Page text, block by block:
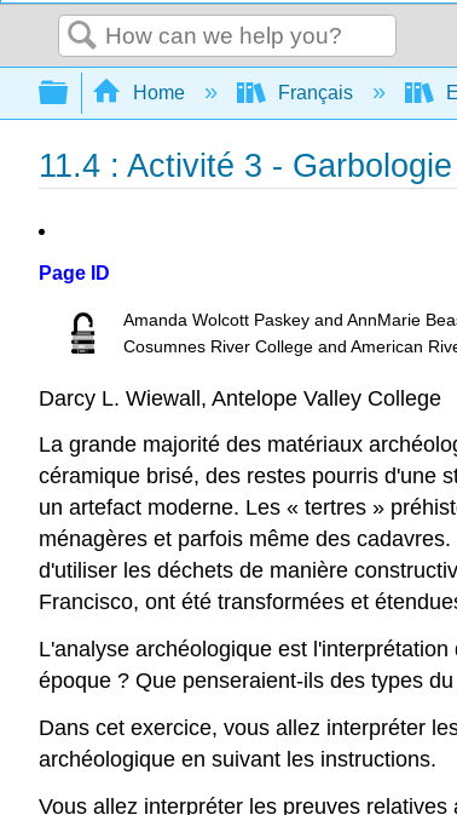
Search
Expand/collapse global
Home Français
11.4 : Activité 3 -
Page ID
Amanda Wolcott Paskey and AnnMarie
Cosumnes River College and American
Darcy L. Wiewall, Antelope Valley College
La grande majorité des matériaux
céramique brisé, des restes pourris d'une
un artefact moderne. Les « tertres »
ménagères et parfois même des
d'utiliser les déchets de manière
Francisco, ont été transformées et
L'analyse archéologique est
époque ? Que penseraient-ils des types
Dans cet exercice, vous allez interpréter
archéologique en suivant les instructions.
Vous allez interpréter les preuves